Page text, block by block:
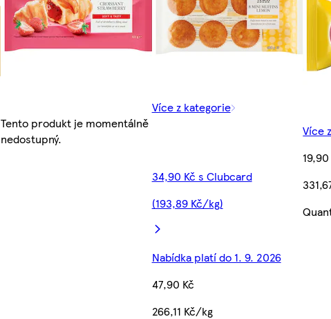
Tento produkt je momentálně
nedostupný.
Více z kategorie
34,90 Kč s Clubcard
(193,89 Kč/kg)
Nabídka platí do 1. 9. 2026
47,90 Kč
266,11 Kč/kg
Více